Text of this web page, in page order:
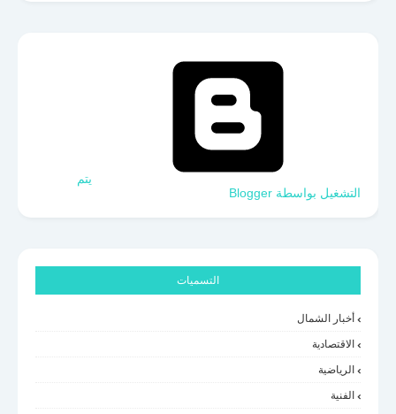
‏يتم
التشغيل بواسطة Blogger
التسميات
أخبار الشمال
الاقتصادية
الرياضية
الفنية